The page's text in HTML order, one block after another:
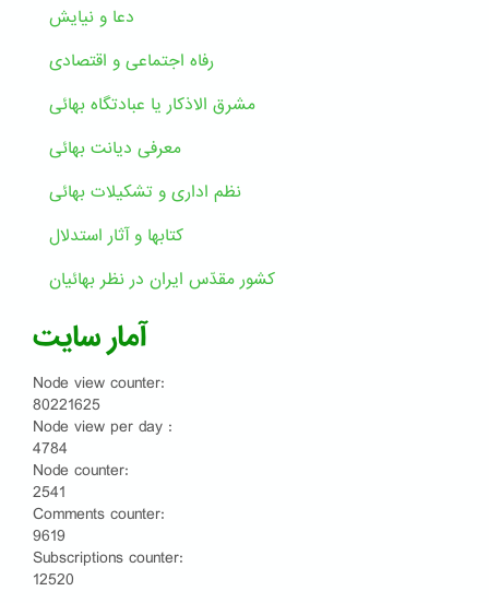
دعا و نیایش
رفاه اجتماعی و اقتصادی
مشرق الاذکار یا عبادتگاه بهائی
معرفی دیانت بهائی
نظم اداری و تشکیلات بهائی
کتابها و آثار استدلال
کشور مقدّس ایران در نظر بهائیان
آمار سایت
Node view counter:
80221625
Node view per day :
4784
Node counter:
2541
Comments counter:
9619
Subscriptions counter:
12520